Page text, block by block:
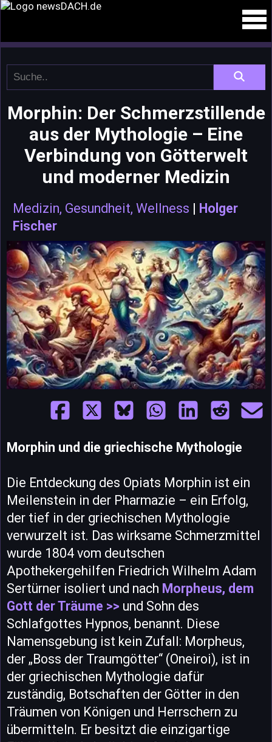
Morphin: Der Schmerzstillende
aus der Mythologie – Eine
Verbindung von Götterwelt
und moderner Medizin
Medizin, Gesundheit, Wellness | Holger
Fischer
Morphin und die griechische Mythologie
Die Entdeckung des Opiats Morphin ist ein
Meilenstein in der Pharmazie – ein Erfolg,
der tief in der griechischen Mythologie
verwurzelt ist. Das wirksame Schmerzmittel
wurde 1804 vom deutschen
Apothekergehilfen Friedrich Wilhelm Adam
Sertürner isoliert und nach Morpheus, dem
Gott der Träume >> und Sohn des
Schlafgottes Hypnos, benannt. Diese
Namensgebung ist kein Zufall: Morpheus,
der „Boss der Traumgötter“ (Oneiroi), ist in
der griechischen Mythologie dafür
zuständig, Botschaften der Götter in den
Träumen von Königen und Herrschern zu
übermitteln. Er besitzt die einzigartige